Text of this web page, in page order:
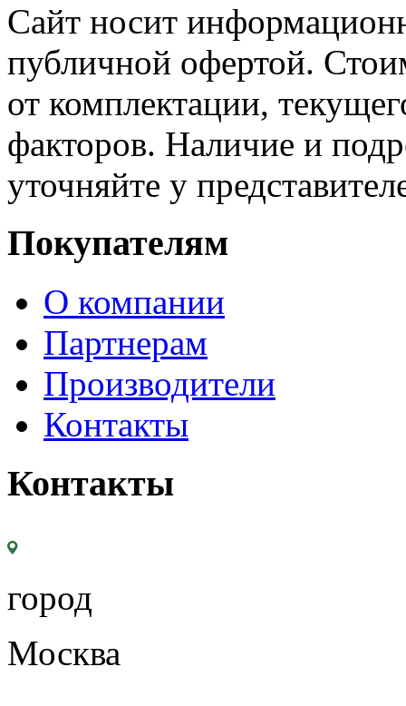
Сайт носит
публичной офертой.
от комплектации,
факторов. Наличие и
уточняйте у
Покупателям
О компании
Партнерам
Производители
Контакты
Контакты
город
Москва